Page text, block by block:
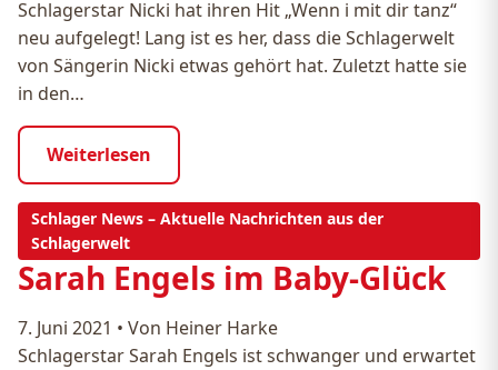
Schlagerstar Nicki hat ihren Hit „Wenn i mit dir tanz“
neu aufgelegt! Lang ist es her, dass die Schlagerwelt
von Sängerin Nicki etwas gehört hat. Zuletzt hatte sie
in den…
Weiterlesen
Schlager News – Aktuelle Nachrichten aus der
Schlagerwelt
Sarah Engels im Baby-Glück
7. Juni 2021 • Von Heiner Harke
Schlagerstar Sarah Engels ist schwanger und erwartet